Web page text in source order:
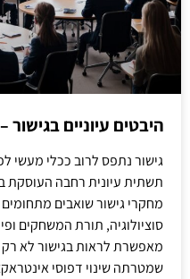
היבטים עיוניים
גישור נתפס לרוב ככלי מעשי
תשתית עיונית רחבה העוסקת
מחקרי גישור שואבים
סוציולוגיה, תורת המשחקים
מאפשרת לראות בגישור לא
שמטרתה שינוי דפוסי